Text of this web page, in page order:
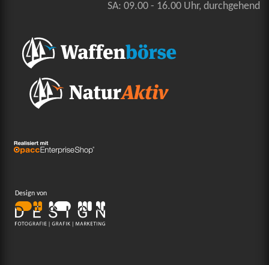
SA: 09.00 - 16.00 Uhr, durchgehend
Design von